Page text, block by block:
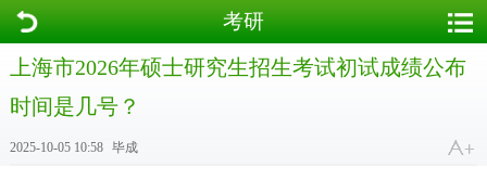
考研
上海市2026年硕士研究生招生考试初试成绩公布
时间是几号？
2025-10-05 10:58 毕成